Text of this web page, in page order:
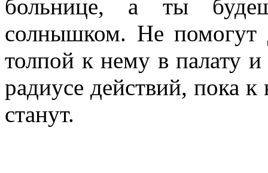
больнице, а ты
солнышком. Не помогут
толпой к нему в палату
радиусе действий, пока
станут.